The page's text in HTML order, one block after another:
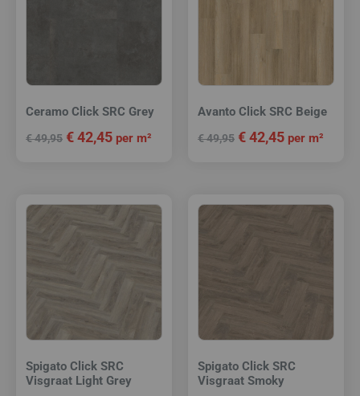
Ceramo Click SRC Grey
€49,95 €42,45 per m²
Avanto Click SRC Beige
€49,95 €42,45 per m²
Spigato Click SRC
Visgraat Light Grey
Spigato Click SRC
Visgraat Smoky